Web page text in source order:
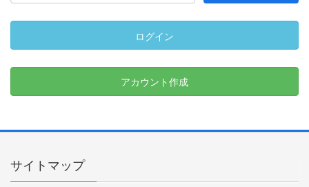
ログイン
アカウント作成
サイトマップ